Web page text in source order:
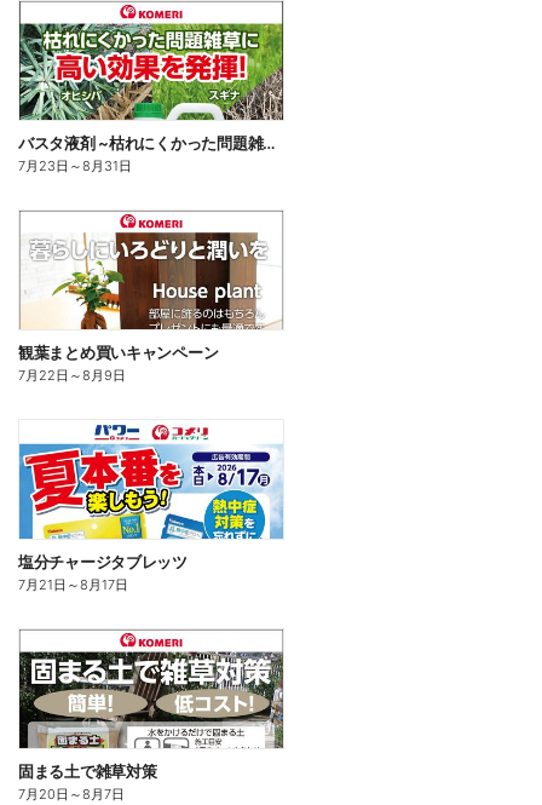
バスタ液剤 ~枯れにくかった問題雑草に高い効果を発揮!~
7月23日 ～8月31日
観葉まとめ買いキャンペーン
7月22日 ～8月9日
塩分チャージタブレッツ
7月21日 ～8月17日
固まる土で雑草対策
7月20日 ～8月7日